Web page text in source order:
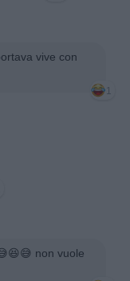
vive con
1
non vuole